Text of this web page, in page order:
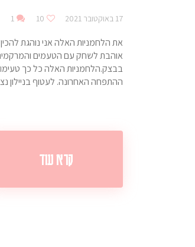
17 באוקטובר 2021 10
1
את הלחמניות האלה אני נוהגת
אוהבת לשחק עם הטעמים
בבצק.הלחמניות האלה כל כך
ההתפחה האחרונה. לעטוף בניילון
קרא עוד